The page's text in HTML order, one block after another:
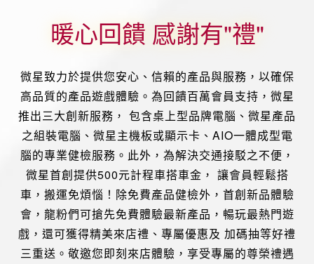
暖心回饋 感謝有"禮"
微星致力於提供您安心、信賴的產品與服務，以確保
高品質的產品遊戲體驗。為回饋百萬會員支持，微星
推出三大創新服務， 包含桌上型品牌電腦、微星產品
之組裝電腦、微星主機板或顯示卡、AIO一體成型電
腦的專業健檢服務。此外，為解決交通接駁之不便，
微星首創提供500元計程車搭車金， 讓會員輕鬆搭
車，搬運免煩惱！除免費產品健檢外，首創新品體驗
會，龍粉們可搶先免費體驗最新產品，暢玩最熱門遊
戲，還可獲得精美來店禮、專屬優惠及 加碼抽等好禮
三重送。敬邀您即刻來店體驗，享受專屬的尊榮禮遇